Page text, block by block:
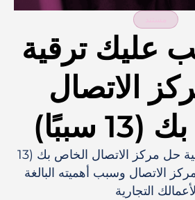
عليك ترقية
الاتصال
سببًا)
لماذا يجب عليك ترقية حل مركز الاتصال الخاص بك (13
الاتصال وسبب أهميته البالغة
لأعمالك التجارية